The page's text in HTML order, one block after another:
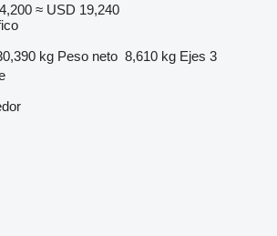
≈ USD 19,240
kg Peso neto 8,610 kg Ejes 3